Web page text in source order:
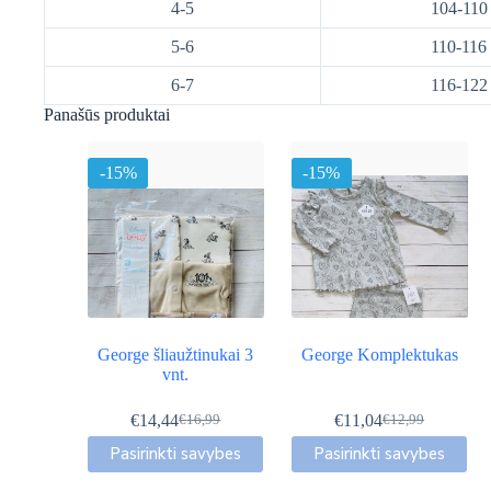
4-5 104-110
5-6 110-116
6-7
116-122
Panašūs produktai
-15%
George šliaužtinukai 3
vnt.
€16,99
Original
price
€14,44Current
price
Pasirinkti savybes
This
product
-15%
George Komplektukas
€12,99
Original
price
€11,04Current
price
Pasirinkti savybes
This
product